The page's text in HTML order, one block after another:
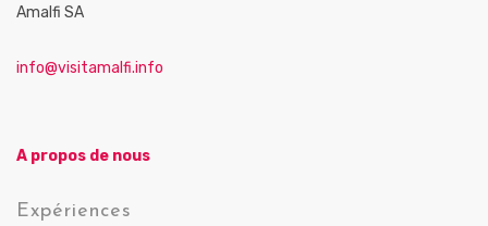
Amalfi SA
info@visitamalfi.info
A propos de nous
Expériences